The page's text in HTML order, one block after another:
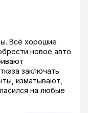
Всё хорошие
новое авто.
заключать
изматывают,
на любые
Обходите